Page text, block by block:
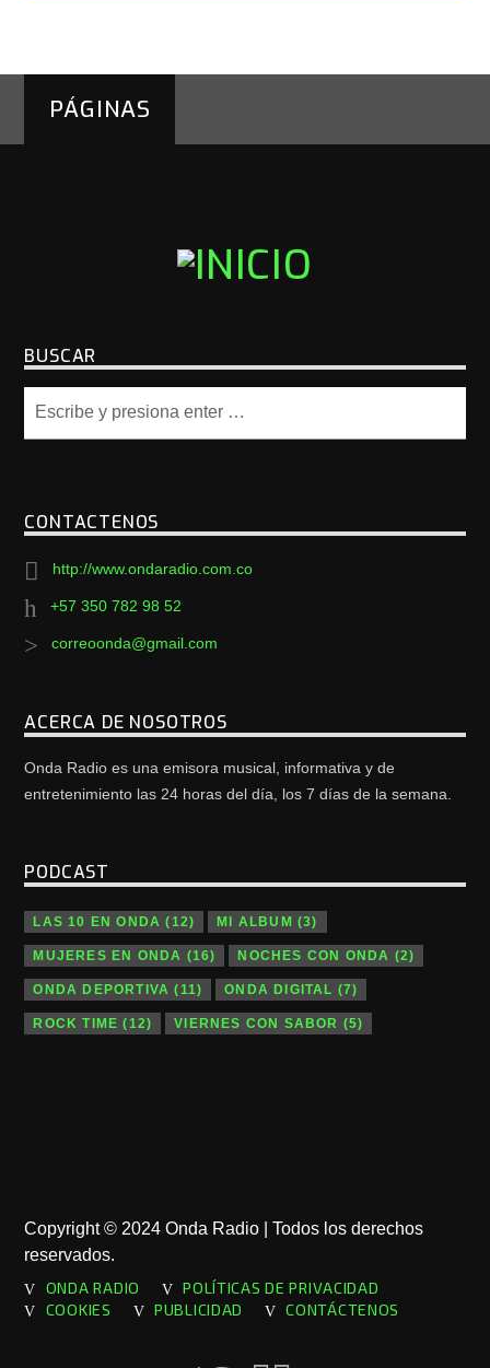
PÁGINAS
BUSCAR
CONTACTENOS
http://www.ondaradio.com.co
+57 350 782 98 52
correoonda@gmail.com
ACERCA DE NOSOTROS
Onda Radio es una emisora musical, informativa y de
entretenimiento las 24 horas del día, los 7 días de la semana.
PODCAST
LAS 10 EN ONDA (12) MI ALBUM (3)
MUJERES EN ONDA (16) NOCHES CON ONDA (2)
ONDA DEPORTIVA (11) ONDA DIGITAL (7)
ROCK TIME (12) VIERNES CON SABOR (5)
Copyright © 2024 Onda Radio | Todos los derechos
reservados.
ONDA RADIO
POLÍTICAS DE PRIVACIDAD
COOKIES
PUBLICIDAD CONTÁCTENOS